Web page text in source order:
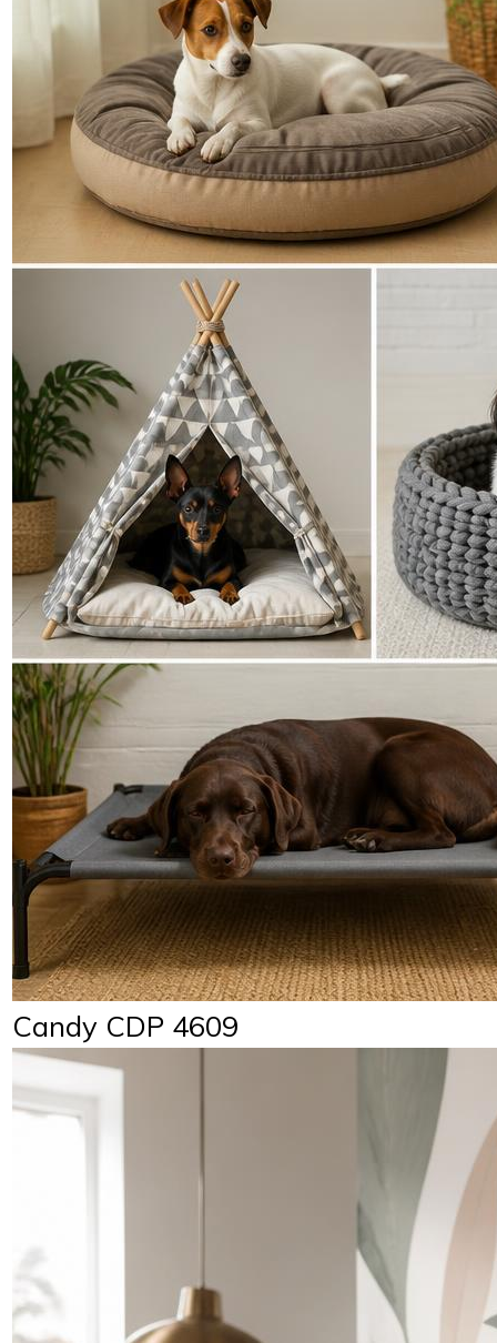
Candy CDP 4609